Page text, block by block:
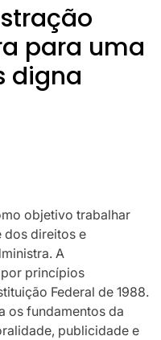
para uma
digna
objetivo trabalhar
dos direitos e
A
princípios
Federal de 1988.
os fundamentos da
publicidade e